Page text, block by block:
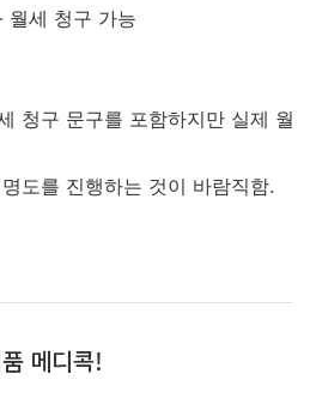
세 청구 가능
구 문구를 포함하지만 실제 월
를 진행하는 것이 바람직함.